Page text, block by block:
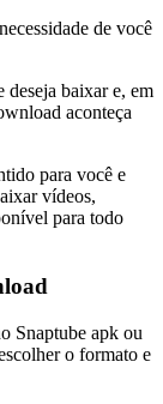
de você
baixar e, em
aconteça
para você e
vídeos,
para todo
Snaptube apk ou
o formato e